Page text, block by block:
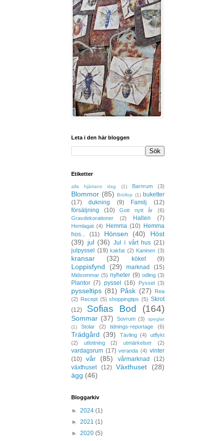
Leta i den här bloggen
Etiketter
alla hjärtans dag (1) Barnrum (3)
Blommor (85) Bröllop (1) buketter
(17)
dukning (9) Familj
(12)
försäljning
(10) Gott nytt år
(6)
Gravdekorationer
(2) Hallen (7)
Hemlagat (4) Hemma (10) Hemma
hos...
(11) Hönsen (40)
Höst
(39) jul (36) Jul i vårt hus (21)
julpyssel
(19) kakfat (2) Kaninen (3)
kransar (32) köket (9)
Loppisfynd (29) marknad (15)
Midsommar (5) nyheter (9) odling (3)
Plantor (7) pyssel (16) Pyssel (3)
pysseltips (81) Påsk (27)
Rea
(2) Recept (5) shoppingtips (5) Skrot
(12)
Sofias Bod (164)
Sommar (37) Sovrum (3)
speglar
(1)
Stolar (2) tidnings-reportage (6)
Trädgård (39) Tävling (4)
utflykt
(2)
utlottning (2) utmärkelser (2)
vardagsrum (17) veranda (4) vinter
(10) vår (85) vårmarknad
(12)
växthuset
(12) Växthuset
(28)
ägg (46)
Bloggarkiv
► 2024 (1)
► 2021 (1)
► 2020 (5)